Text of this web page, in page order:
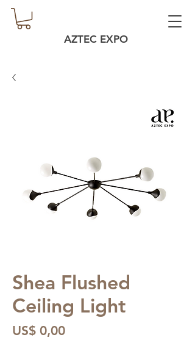
AZTEC EXPO
Shea Flushed
Ceiling Light
US$ 0,00Prijs